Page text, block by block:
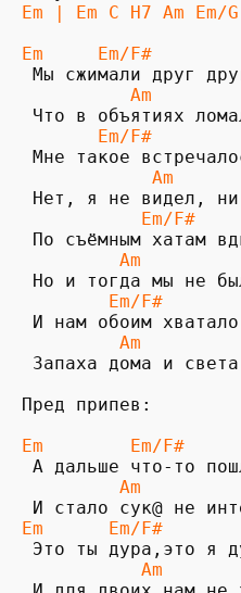
Em | Em C H7 Am Em/
Em     Em/F#
Am
Em/F#
Am
Нет, я не видел,
Em/F#
Am
Em/F#
         Am
Запаха дома и
Пред припев:
Em        Em/F#
Am
Em      Em/F#
Am